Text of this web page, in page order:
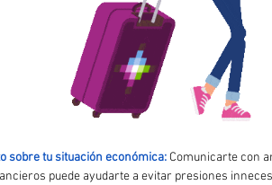
sobre tu situación económica: Comunicarte con
puede ayudarte a evitar presiones